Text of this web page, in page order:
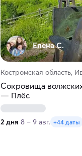
Елена С.
Костромская область,
Сокровища
— Плёс
2 дня 8 – 9 авг. +44 даты